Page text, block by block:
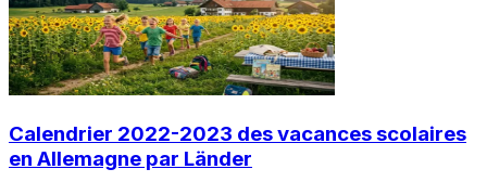
Calendrier 2022-2023 des vacances scolaires
en Allemagne par Länder